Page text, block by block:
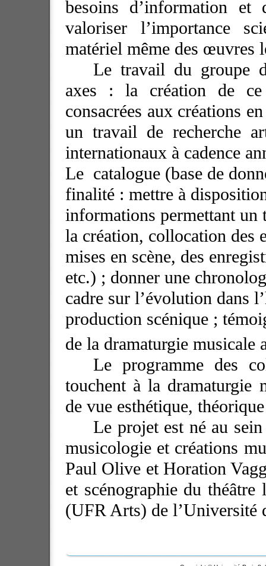
besoins d’information et
valoriser l’importance
matériel même des œuvres
Le travail du groupe
axes : la création de ce
consacrées aux créations
un travail de recherche
internationaux à cadence
Le catalogue (base de
finalité : mettre à
informations permettant un
la création, collocation des
mises en scène, des
etc.) ; donner une
cadre sur l’évolution dans
production scénique ;
de la dramaturgie musicale
Le programme des
touchent à la dramaturgie
de vue esthétique,
Le projet est né au
musicologie et créations
Paul Olive et Horation
et scénographie du
(UFR Arts) de l’Université